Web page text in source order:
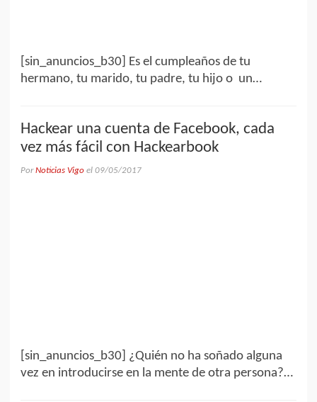
[sin_anuncios_b30] Es el cumpleaños de tu
hermano, tu marido, tu padre, tu hijo o un…
Hackear una cuenta de Facebook, cada
vez más fácil con Hackearbook
PorNoticias Vigo el 09/05/2017
[sin_anuncios_b30] ¿Quién no ha soñado alguna
vez en introducirse en la mente de otra persona?…